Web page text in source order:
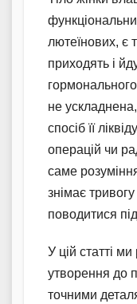
лютеїнових, є
приходять і
не
спосіб її
операцій чи
саме
знімає
поводитися
У цій статті
утворення до
точними